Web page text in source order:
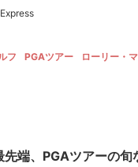
フ PGAツアー ローリー・
先端、PGAツアーの